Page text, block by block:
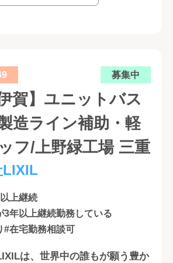
募集中
賀】ユニットバス
造ライン補助・軽
フ/上野緑工場 三重
LIXIL
上継続
3年以上継続勤務している
#在宅勤務相談可
は、世界中の誰もが願う豊か